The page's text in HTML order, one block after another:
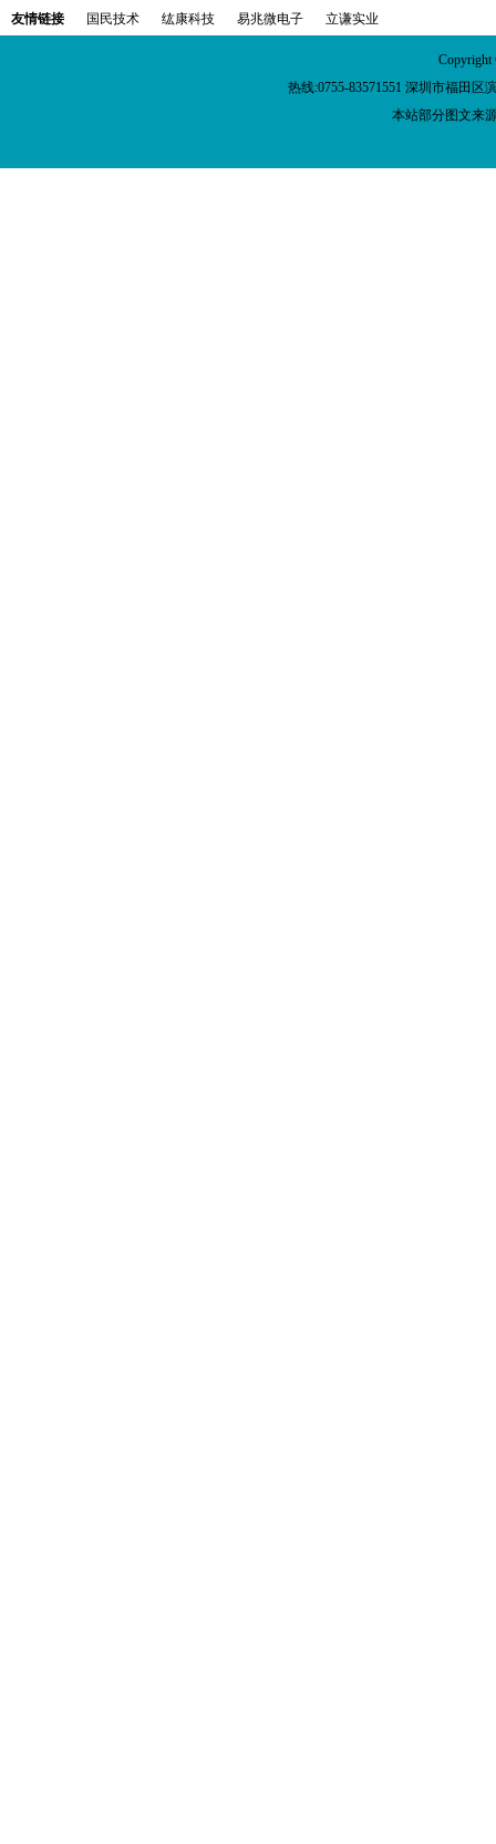
友情链接 国民技术 纮康科技 易兆微电子 立谦实业
热线:0755-83571551 深圳市福田
本站部分图文来